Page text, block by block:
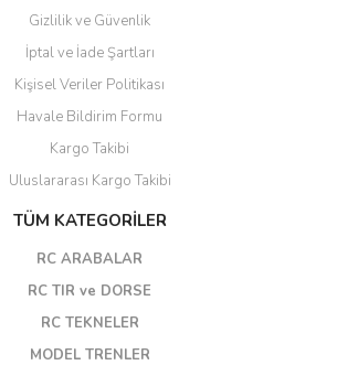
Gizlilik ve Güvenlik
İptal ve İade Şartları
Kişisel Veriler Politikası
Havale Bildirim Formu
Kargo Takibi
Uluslararası Kargo Takibi
TÜM KATEGORİLER
RC ARABALAR
RC TIR ve DORSE
RC TEKNELER
MODEL TRENLER